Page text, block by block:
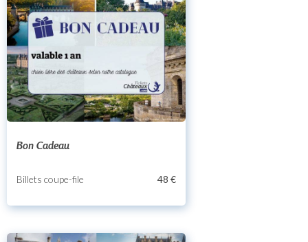
Bon Cadeau
Billets coupe-file 48 €